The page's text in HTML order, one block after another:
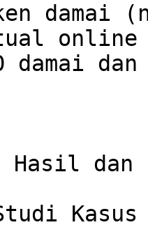
damai
online
damai
Hasil dan